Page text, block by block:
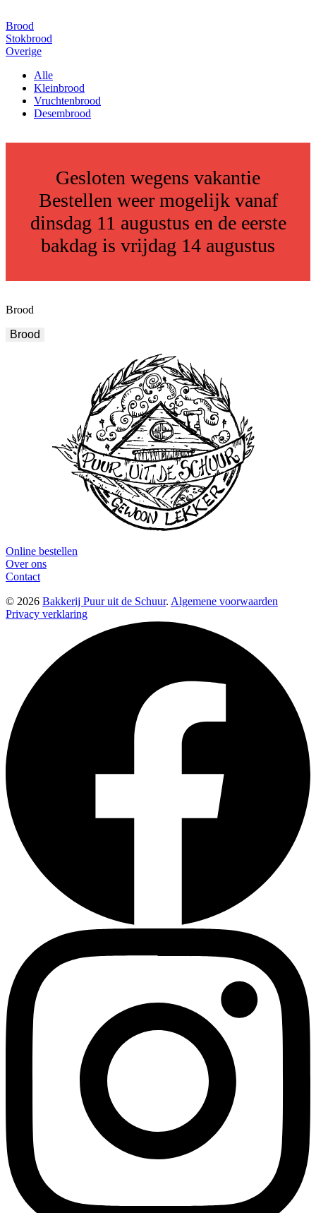
Brood
Stokbrood
Overige
Alle
Kleinbrood
Vruchtenbrood
Desembrood
Gesloten wegens vakantie
Bestellen weer mogelijk vanaf
dinsdag 11 augustus en de eerste
bakdag is vrijdag 14 augustus
Brood
Brood
Online bestellen
Over ons
Contact
© 2026 Bakkerij Puur uit de Schuur. Algemene voorwaarden
Privacy verklaring